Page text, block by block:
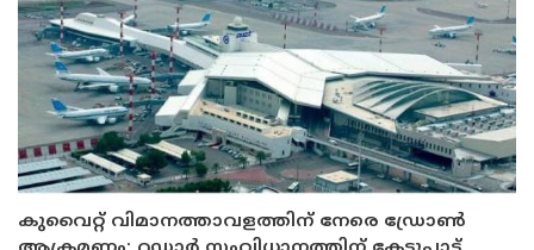
കുവൈറ്റ് വിമാനത്താവളത്തിന് നേരെ ഡ്രോൺ